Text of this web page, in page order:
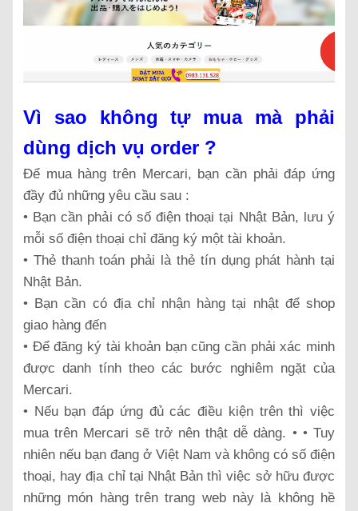
Vì sao không tự mua mà phải
dùng dịch vụ order ?
Để mua hàng trên Mercari, bạn cần phải đáp ứng
đầy đủ những yêu cầu sau :
• Bạn cần phải có số điện thoại tại Nhật Bản, lưu ý
mỗi số điện thoại chỉ đăng ký một tài khoản.
• Thẻ thanh toán phải là thẻ tín dụng phát hành tại
Nhật Bản.
• Bạn cần có địa chỉ nhận hàng tại nhật để shop
giao hàng đến
• Để đăng ký tài khoản bạn cũng cần phải xác minh
được danh tính theo các bước nghiêm ngặt của
Mercari.
• Nếu bạn đáp ứng đủ các điều kiện trên thì việc
mua trên Mercari sẽ trở nên thật dễ dàng. • • Tuy
nhiên nếu bạn đang ở Việt Nam và không có số điện
thoại, hay địa chỉ tại Nhật Bản thì việc sở hữu được
những món hàng trên trang web này là không hề